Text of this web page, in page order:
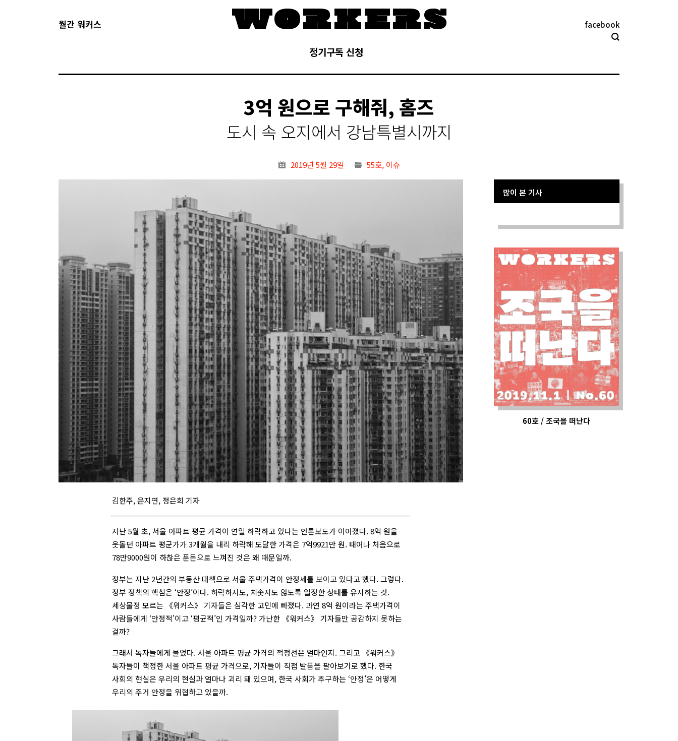
월간 워커스 facebook
정기구독 신청
3억 원으로 구해줘, 홈즈
도시 속 오지에서 강남특별시까지
2019년 5월 29일 55호, 이슈
김한주, 윤지연, 정은희 기자
지난 5월 초, 서울 아파트 평균 가격이 연일 하락하고 있다는 언론보도가 이어졌다. 8억 원을
웃돌던 아파트 평균가가 3개월을 내리 하락해 도달한 가격은 7억9921만 원. 태어나 처음으로
78만9000원이 하찮은 푼돈으로 느껴진 것은 왜 때문일까.
정부는 지난 2년간의 부동산 대책으로 서울 주택가격이 안정세를 보이고 있다고 했다. 그렇다.
정부 정책의 핵심은 ‘안정’이다. 하락하지도, 치솟지도 않도록 일정한 상태를 유지하는 것.
세상물정 모르는 《워커스》 기자들은 심각한 고민에 빠졌다. 과연 8억 원이라는 주택가격이
사람들에게 ‘안정적’이고 ‘평균적’인 가격일까? 가난한 《워커스》 기자들만 공감하지 못하는
걸까?
그래서 독자들에게 물었다. 서울 아파트 평균 가격의 적정선은 얼마인지. 그리고 《워커스》
독자들이 책정한 서울 아파트 평균 가격으로, 기자들이 직접 발품을 팔아보기로 했다. 한국
사회의 현실은 우리의 현실과 얼마나 괴리 돼 있으며, 한국 사회가 추구하는 ‘안정’은 어떻게
우리의 주거 안정을 위협하고 있을까.
많이 본 기사
60호 / 조국을 떠난다